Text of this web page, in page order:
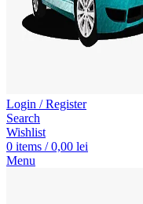
Login / Register
Search
Wishlist
0 items / 0,00 lei
Menu